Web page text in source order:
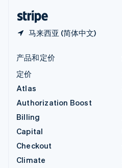
马来西亚 (简体中文)
产品和定价
定价
Atlas
Authorization Boost
Billing
Capital
Checkout
Climate